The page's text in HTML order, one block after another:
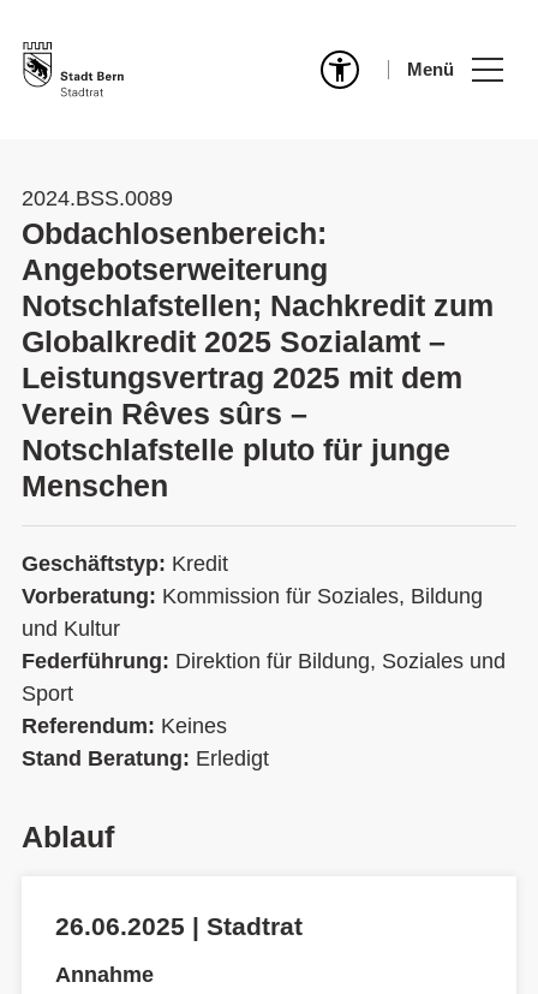
Menü
2024.BSS.0089
Obdachlosenbereich:
Angebotserweiterung
Notschlafstellen; Nachkredit zum
Globalkredit 2025 Sozialamt –
Leistungsvertrag 2025 mit dem
Verein Rêves sûrs –
Notschlafstelle pluto für junge
Menschen
Geschäftstyp: Kredit
Vorberatung: Kommission für Soziales, Bildung
und Kultur
Federführung: Direktion für Bildung, Soziales und
Sport
Referendum: Keines
Stand Beratung: Erledigt
Ablauf
26.06.2025 | Stadtrat
Annahme